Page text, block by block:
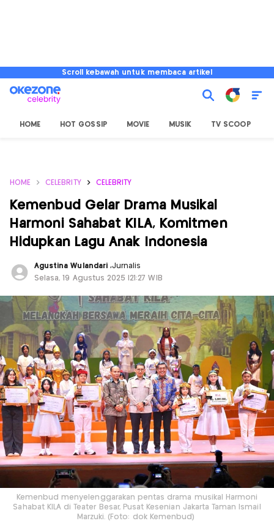
Scroll kebawah untuk membaca artikel
HOME HOT GOSSIP MOVIE MUSIK TV SCOOP
HOME CELEBRITY CELEBRITY
Kemenbud Gelar Drama Musikal
Harmoni Sahabat KILA, Komitmen
Hidupkan Lagu Anak Indonesia
Agustina Wulandari ,Jurnalis
Selasa, 19 Agustus 2025 |21:27 WIB
Kemenbud menyelenggarakan pentas drama musikal Harmoni
Sahabat KILA di Teater Besar, Pusat Kesenian Jakarta Taman Ismail
Marzuki. (Foto: dok Kemenbud)